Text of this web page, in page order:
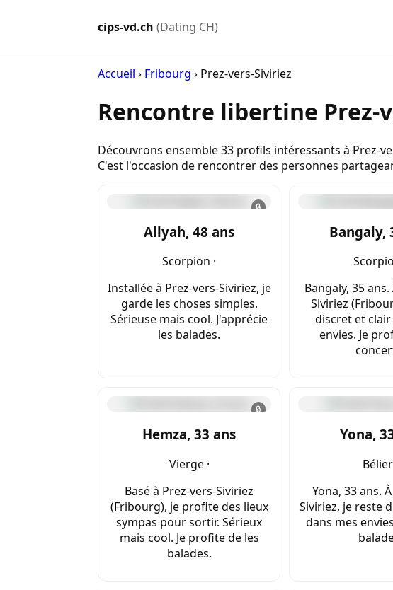
cips-vd.ch (Dating CH)
Accueil › Fribourg › Prez-vers-Siviriez
Rencontre libertine Prez-
Découvrons ensemble 33 profils intéressants à Prez-
C'est l'occasion de rencontrer des personnes
🔒
Allyah, 48 ans
Scorpion ·
Installée à Prez-vers-Siviriez, je
garde les choses simples.
Sérieuse mais cool. J'apprécie
les balades.
Bangaly,
Bangaly, 35
Siviriez
discret et
envies. Je
🔒
Hemza, 33 ans
Vierge ·
Basé à Prez-vers-Siviriez
(Fribourg), je profite des lieux
sympas pour sortir. Sérieux
mais cool. Je profite de les
balades.
Yona,
Bélier
Yona, 33 ans.
Siviriez, je reste
dans mes